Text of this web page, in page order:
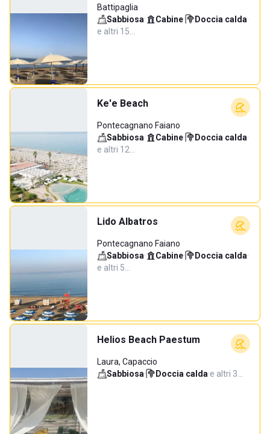
Battipaglia
Sabbiosa· Cabine· Doccia calda·
e altri 15…
Ke'e Beach
Pontecagnano Faiano
Sabbiosa· Cabine· Doccia calda·
e altri 12…
Lido Albatros
Pontecagnano Faiano
Sabbiosa· Cabine· Doccia calda·
e altri 5…
Helios Beach Paestum
Laura, Capaccio
Sabbiosa· Doccia calda·e altri 3…